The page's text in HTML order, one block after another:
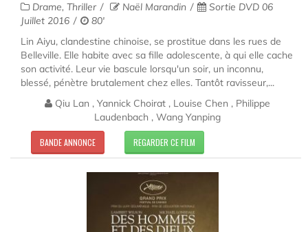
Drame, Thriller Naël Marandin
Sortie DVD 06
Juillet 2016
80'
Lin Aiyu, clandestine chinoise, se prostitue dans les rues de
Belleville. Elle habite avec sa fille adolescente, à qui elle cache
son activité. Leur vie bascule lorsqu'un soir, un inconnu,
blessé, pénètre brutalement chez elles. Tantôt ravisseur,...
Qiu Lan , Yannick Choirat , Louise Chen , Philippe
Laudenbach , Wang Yanping
BANDE ANNONCE REGARDER CE FILM